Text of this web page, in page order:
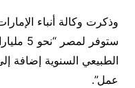
وذكرت وكالة أنباء
ستوفر
عمل”.